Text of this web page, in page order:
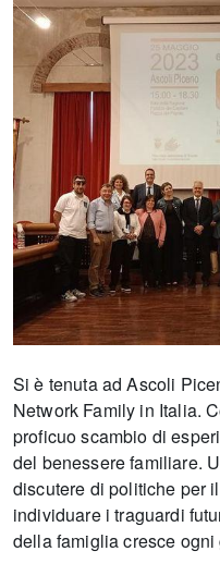
Si è tenuta ad Ascoli
Network Family in Italia.
proficuo scambio di
del benessere familiare.
discutere di politiche per
individuare i traguardi
della famiglia cresce